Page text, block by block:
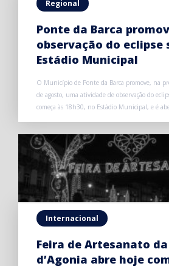
Regional
Ponte da Barca
observação do eclipse
Estádio Municipal
O Município de Ponte da Barca promove, na
de agosto, uma atividade de observação do
começa às 18h30, no Estádio Municipal, e é
Internacional
Feira de Artesanato
d’Agonia abre hoje